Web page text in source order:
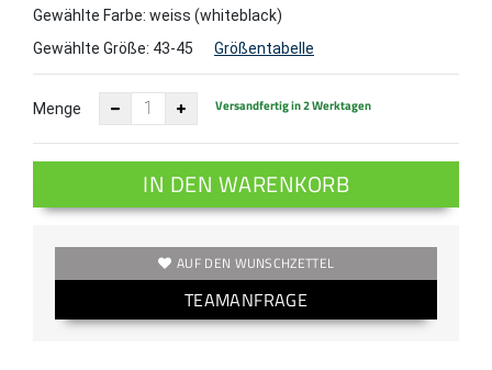
Gewählte Farbe: weiss (whiteblack)
Gewählte Größe: 43-45 Größentabelle
Menge Versandfertig in 2 Werktagen
IN DEN WARENKORB
AUF DEN WUNSCHZETTEL
TEAMANFRAGE